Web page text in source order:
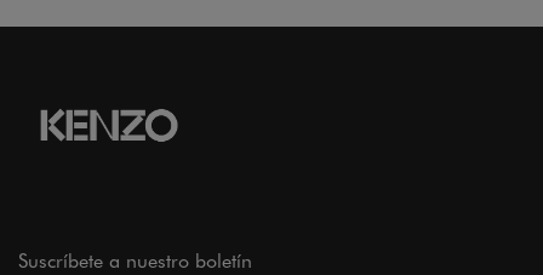
Suscríbete a nuestro boletín